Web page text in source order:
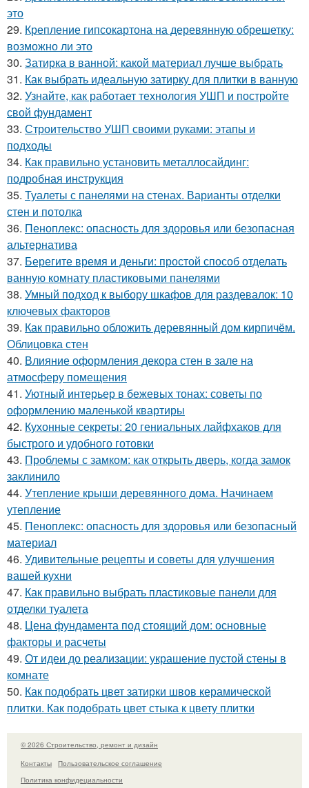
это
29. Крепление гипсокартона на деревянную обрешетку:
возможно ли это
30. Затирка в ванной: какой материал лучше выбрать
31. Как выбрать идеальную затирку для плитки в ванную
32. Узнайте, как работает технология УШП и постройте
свой фундамент
33. Строительство УШП своими руками: этапы и
подходы
34. Как правильно установить металлосайдинг:
подробная инструкция
35. Туалеты с панелями на стенах. Варианты отделки
стен и потолка
36. Пеноплекс: опасность для здоровья или безопасная
альтернатива
37. Берегите время и деньги: простой способ отделать
ванную комнату пластиковыми панелями
38. Умный подход к выбору шкафов для раздевалок: 10
ключевых факторов
39. Как правильно обложить деревянный дом кирпичём.
Облицовка стен
40. Влияние оформления декора стен в зале на
атмосферу помещения
41. Уютный интерьер в бежевых тонах: советы по
оформлению маленькой квартиры
42. Кухонные секреты: 20 гениальных лайфхаков для
быстрого и удобного готовки
43. Проблемы с замком: как открыть дверь, когда замок
заклинило
44. Утепление крыши деревянного дома. Начинаем
утепление
45. Пеноплекс: опасность для здоровья или безопасный
материал
46. Удивительные рецепты и советы для улучшения
вашей кухни
47. Как правильно выбрать пластиковые панели для
отделки туалета
48. Цена фундамента под стоящий дом: основные
факторы и расчеты
49. От идеи до реализации: украшение пустой стены в
комнате
50. Как подобрать цвет затирки швов керамической
плитки. Как подобрать цвет стыка к цвету плитки
© 2026 Строительство, ремонт и дизайн
Контакты
Пользовательское соглашение
Политика конфидециальности